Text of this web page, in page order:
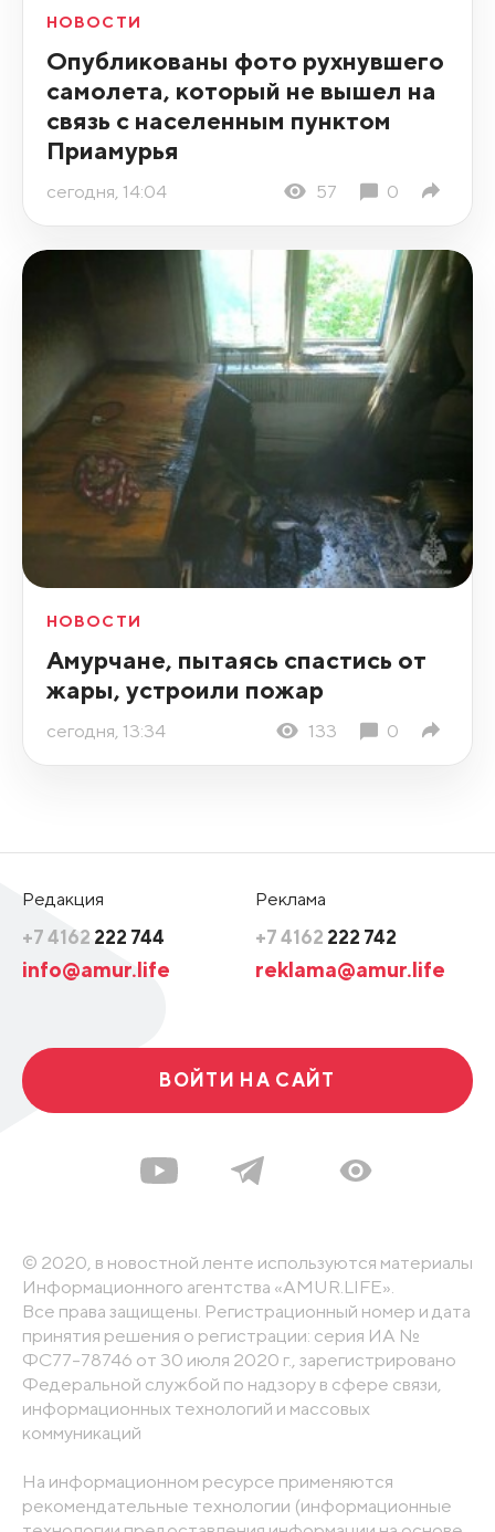
НОВОСТИ
Опубликованы фото рухнувшего
самолета, который не вышел на
связь с населенным пунктом
Приамурья
сегодня, 14:04 57 0
НОВОСТИ
Амурчане, пытаясь спастись от
жары, устроили пожар
сегодня, 13:34 133 0
Редакция
+7 4162 222 744
info@amur.life
Реклама
+7 4162 222 742
reklama@amur.life
ВОЙТИ НА САЙТ
© 2020, в новостной ленте используются материалы
Информационного агентства «AMUR.LIFE».
Все права защищены. Регистрационный номер и дата
принятия решения о регистрации: серия ИА №
ФС77-78746 от 30 июля 2020 г., зарегистрировано
Федеральной службой по надзору в сфере связи,
информационных технологий и массовых
коммуникаций
На информационном ресурсе применяются
рекомендательные технологии (информационные